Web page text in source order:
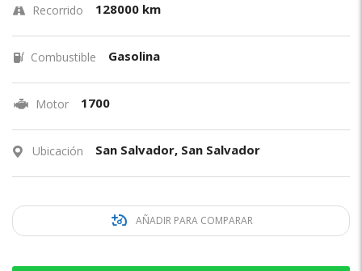
Recorrido 128000 km
Combustible Gasolina
Motor 1700
Ubicación San Salvador, San Salvador
AÑADIR PARA COMPARAR